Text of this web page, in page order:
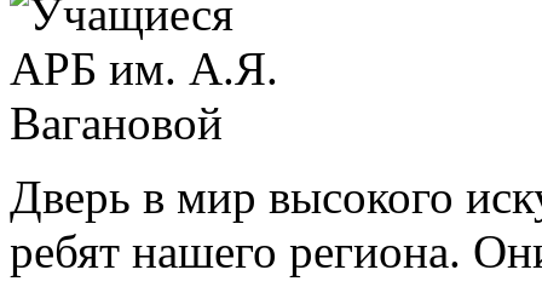
Дверь в мир высокого
ребят нашего региона.